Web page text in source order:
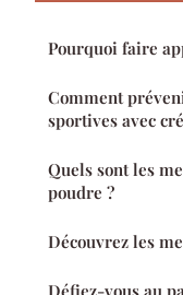
Pourquoi faire
Comment
sportives avec
Quels sont les
poudre ?
Découvrez les
Défiez-vous au